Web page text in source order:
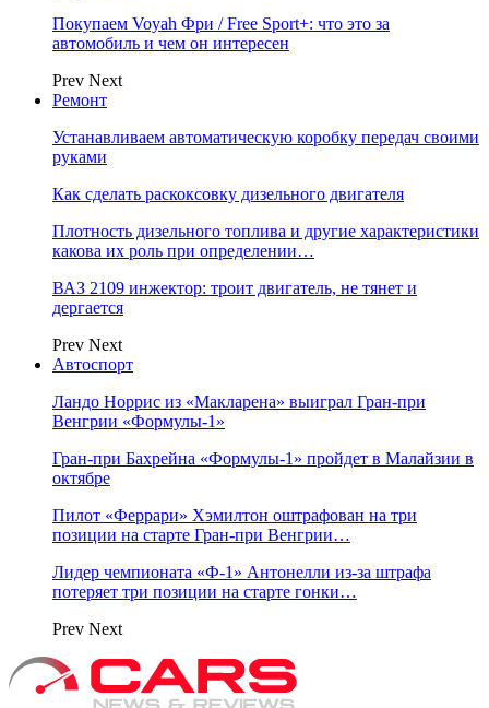
Покупаем Voyah Фри / Free Sport+: что это за
автомобиль и чем он интересен
Prev Next
Ремонт
Устанавливаем автоматическую коробку передач своими
руками
Как сделать раскоксовку дизельного двигателя
Плотность дизельного топлива и другие характеристики
какова их роль при определении…
ВАЗ 2109 инжектор: троит двигатель, не тянет и
дергается
Prev Next
Автоспорт
Ландо Норрис из «Макларена» выиграл Гран‑при
Венгрии «Формулы‑1»
Гран‑при Бахрейна «Формулы‑1» пройдет в Малайзии в
октябре
Пилот «Феррари» Хэмилтон оштрафован на три
позиции на старте Гран‑при Венгрии…
Лидер чемпионата «Ф‑1» Антонелли из‑за штрафа
потеряет три позиции на старте гонки…
Prev Next